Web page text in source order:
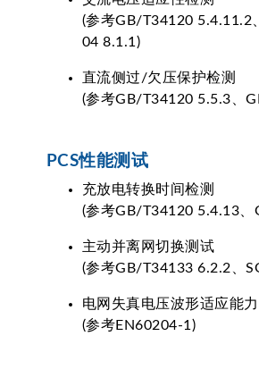
(参考GB/T34120 5.4.11.2
04 8.1.1)
直流侧过/欠压保护检测
(参考GB/T34120 5.5.3、
PCS性能测试
充放电转换时间检测
(参考GB/T34120 5.4.13
主动并离网切换测试
(参考GB/T34133 6.2.2、
电网失真电压波形适应能力
(参考EN60204-1)